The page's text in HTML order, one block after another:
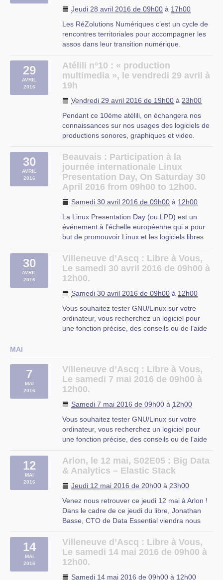
Jeudi 28 avril 2016 de 09h00 à 17h00
Les RéZolutions Numériques c’est un cycle de
rencontres territoriales pour accompagner les
assos dans leur transition numérique.
Table-ronde sur les enjeux de la transition
numérique pour les associations
(communecter.org / chtinux / les petits (…)
29
AVRIL
2016
Atélili n°10 : « production
multimedia », le vendredi 29 avril à
19h
Vendredi 29 avril 2016 de 19h00 à 23h00
Pendant ce 10ème atélili, on échangera nos
connaissances sur nos usages des logiciels de
productions sonores, graphiques et video.
groupes autour d’un logiciel spécifique, faire un
panorama des logiciels existants, ou juste se
divertir à en utiliser, (…)
MRES
30
AVRIL
2016
Beauvais : Participation à la
journée internationale Linux
Presentation Day, On Saturday 30
April 2016 from 09h00 to 12h00.
Samedi 30 avril 2016 de 09h00 à 12h00
La Linux Presentation Day (ou LPD) est un
événement à l’échelle européenne qui a pour
but de promouvoir Linux et les logiciels libres
Cette journée a été initiée par le groupe
d’utilisateurs de Linux berlinois (BeLUG).
Les pays participants : Danemark,
30
AVRIL
2016
Villeneuve d’Ascq : Libre à Vous,
Le samedi 30 avril 2016 de 09h00 à
12h00.
Samedi 30 avril 2016 de 09h00 à 12h00
Vous souhaitez tester GNU/Linux sur votre
ordinateur, vous recherchez un logiciel pour
une fonction précise, des conseils ou de l’aide
repartirez avec « le plein » de (…)
MAI
7
MAI
2016
Villeneuve d’Ascq : Libre à Vous,
Le samedi 7 mai 2016 de 09h00 à
12h00.
Samedi 7 mai 2016 de 09h00 à 12h00
Vous souhaitez tester GNU/Linux sur votre
ordinateur, vous recherchez un logiciel pour
une fonction précise, des conseils ou de l’aide
Libre à Vous est une permanence destinée à
vous faciliter l’utilisation de l’informatique. Vous
12
MAI
2016
Arlon, le 12 mai, S02E05 : Big Data
& Analytics – Elastic Stack
Jeudi 12 mai 2016 de 20h00 à 23h00
Venez nous retrouver ce jeudi 12 mai à Arlon !
Dans le cadre de ce jeudi du libre, Jonathan
Basse, CTO de Data Essential viendra nous
de la plateforme Elastic (aussi encore connue
sous le nom de stack ELK pour ElasticSearch,
Logstash, Kibana) (…)
Arlon
14
MAI
2016
Villeneuve d’Ascq : Libre à Vous,
Le samedi 14 mai 2016 de 09h00 à
12h00.
Samedi 14 mai 2016 de 09h00 à 12h00